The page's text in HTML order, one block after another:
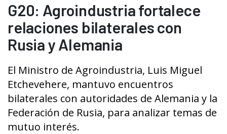
G20: Agroindustria fortalece
relaciones bilaterales con
Rusia y Alemania
El Ministro de Agroindustria, Luis Miguel
Etchevehere, mantuvo encuentros
bilaterales con autoridades de Alemania y la
Federación de Rusia, para analizar temas de
mutuo interés.